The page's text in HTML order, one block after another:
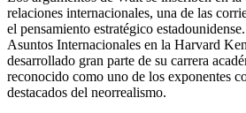
relaciones internacionales, una de las
el pensamiento estratégico
Asuntos Internacionales en la Harvard
desarrollado gran parte de su carrera
reconocido como uno de los exponentes
destacados del neorrealismo.